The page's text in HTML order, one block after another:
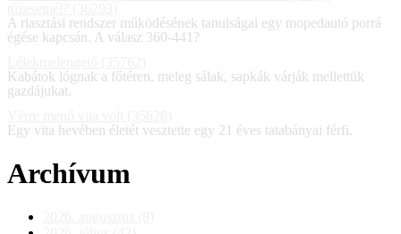
A riasztási rendszer működésének tanulságai egy mopedautó porrá
égése kapcsán. A válasz 360-441?
Kabátok lógnak a főtéren, meleg sálak, sapkák várják mellettük
gazdájukat.
Egy vita hevében életét vesztette egy 21 éves tatabányai férfi.
Archívum